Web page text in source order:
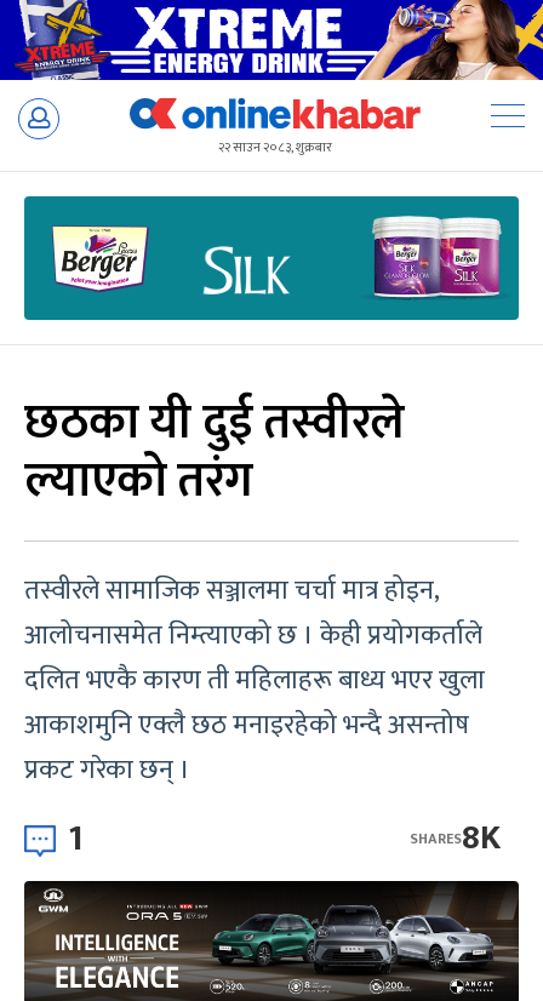
Skip
२२ साउन २०८३, शुक्रबार
छठका यी दुई तस्वीरले
ल्याएको तरंग
तस्वीरले सामाजिक सञ्जालमा चर्चा मात्र होइन,
आलोचनासमेत निम्त्याएको छ । केही प्रयोगकर्ताले
दलित भएकै कारण ती महिलाहरू बाध्य भएर खुला
आकाशमुनि एक्लै छठ मनाइरहेको भन्दै असन्तोष
प्रकट गरेका छन् ।
1 8K
SHARES